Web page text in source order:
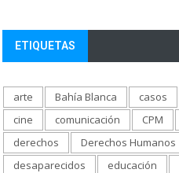
ETIQUETAS
arte Bahía Blanca casos
cine
comunicación CPM
derechos
Derechos Humanos
desaparecidos
educación